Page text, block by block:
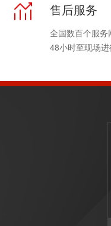
售后服务
全国数百个服务
48小时至现场